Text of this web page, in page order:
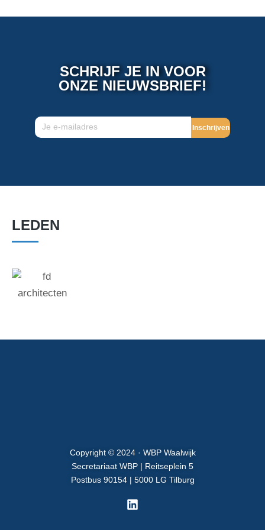
SCHRIJF JE IN VOOR
ONZE NIEUWSBRIEF!
Inschrijven
LEDEN
Copyright © 2024 · WBP Waalwijk
Secretariaat WBP | Reitseplein 5
Postbus 90154 | 5000 LG Tilburg